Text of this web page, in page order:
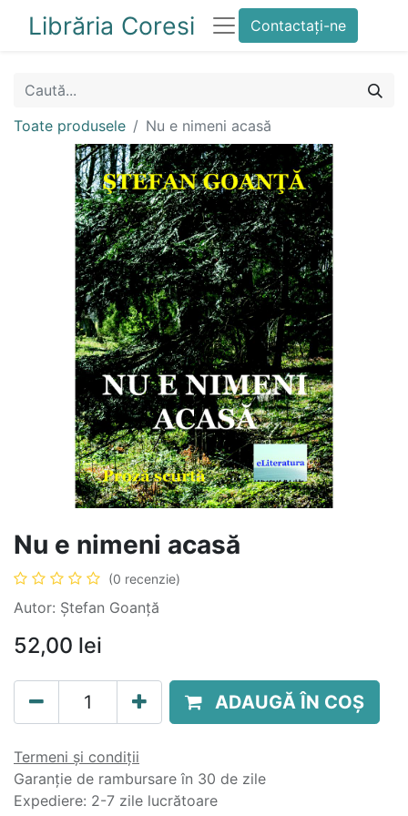
Librăria Coresi Contactați-ne
Toate produsele Nu e nimeni acasă
Nu e nimeni acasă
(0 recenzie)
Autor: Ștefan Goanță
52,00 lei
ADAUGĂ ÎN COȘ
Termeni și condiții
Garanție de rambursare în 30 de zile
Expediere: 2-7 zile lucrătoare